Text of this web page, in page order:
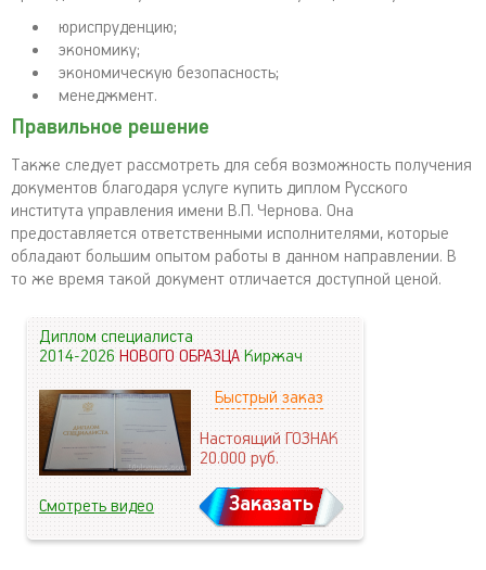
юриспруденцию;
экономику;
экономическую безопасность;
менеджмент.
Правильное решение
Также следует рассмотреть для себя возможность получения
документов благодаря услуге купить диплом Русского
института управления имени В.П. Чернова. Она
предоставляется ответственными исполнителями, которые
обладают большим опытом работы в данном направлении. В
то же время такой документ отличается доступной ценой.
Диплом специалиста
2014-2026НОВОГО ОБРАЗЦАКиржач
Быстрый заказ
Настоящий ГОЗНАК
20.000руб.
Смотреть видео Заказать